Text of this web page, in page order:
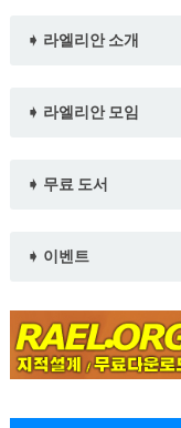
➧ 라엘리안 소개
➧ 라엘리안 모임
➧ 무료 도서
➧ 이벤트